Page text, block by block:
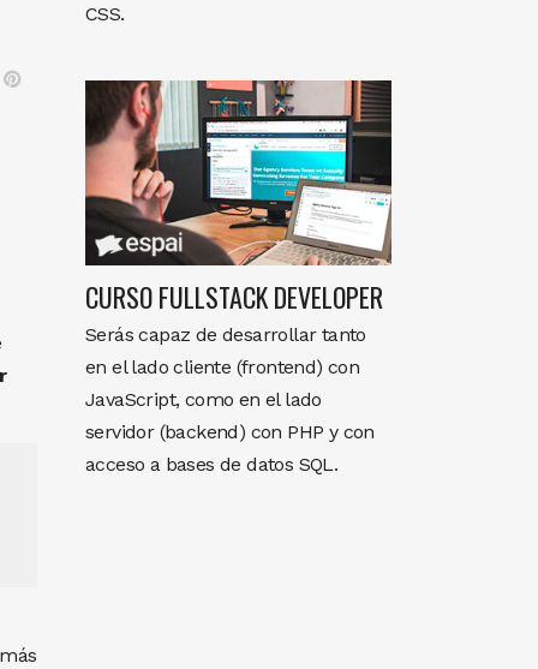
CSS.
CURSO FULLSTACK DEVELOPER
Serás capaz de desarrollar tanto
en el lado cliente (frontend) con
JavaScript, como en el lado
servidor (backend) con PHP y con
acceso a bases de datos SQL.